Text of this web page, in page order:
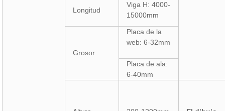
Longitud
Viga H: 4000-
15000mm
Grosor
Placa de la
web: 6-32mm
Placa de ala:
6-40mm